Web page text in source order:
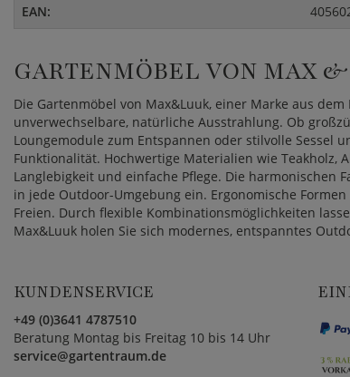
EAN:
GARTENMÖBEL VON MAX
Die Gartenmöbel von Max&Luuk, einer Marke aus
unverwechselbare, natürliche Ausstrahlung. Ob
Loungemodule zum Entspannen oder stilvolle Sessel
Funktionalität. Hochwertige Materialien wie
Langlebigkeit und einfache Pflege. Die harmonischen
in jede Outdoor-Umgebung ein. Ergonomische
Freien. Durch flexible Kombinationsmöglichkeiten
Max&Luuk holen Sie sich modernes, entspanntes
KUNDENSERVICE
+49 (0)3641 4787510
Beratung Montag bis Freitag 10 bis 14 Uhr
service@gartentraum.de